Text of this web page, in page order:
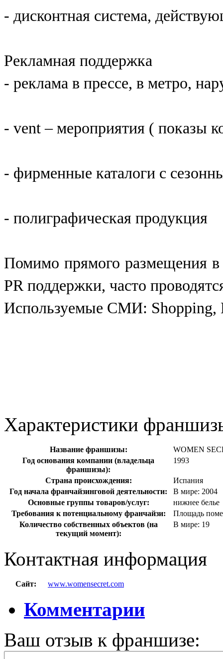
- дисконтная система,
Рекламная поддержка
- реклама в прессе, в метро,
- vent – мероприятия ( показы
- фирменные каталоги с
- полиграфическая продукция
Помимо прямого размещения в
PR поддержки, часто
Используемые СМИ: Shopping,
Характеристики
Название франшизы:
WOMEN
Год основания компании (владельца
франшизы):
1993
Страна происхождения:
Испания
Год начала франчайзинговой деятельности:
В мире: 2004
Основные группы товаров/услуг:
нижнее белье
Требования к потенциальному франчайзи:
Площадь
Количество собственных объектов (на
текущий момент):
В мире: 19
Контактная информация
Сайт: www.womensecret.com
Комментарии
Ваш отзыв к франшизе: